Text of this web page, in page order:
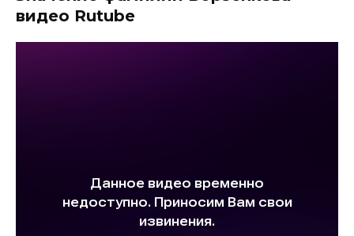
видео Rutube